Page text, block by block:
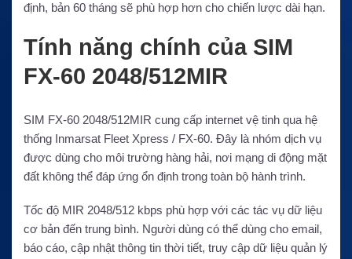
định, bản 60 tháng sẽ phù hợp hơn cho chiến lược dài hạn.
Tính năng chính của SIM
FX-60 2048/512MIR
SIM FX-60 2048/512MIR cung cấp internet vệ tinh qua hệ
thống Inmarsat Fleet Xpress / FX-60. Đây là nhóm dịch vụ
được dùng cho môi trường hàng hải, nơi mạng di động mặt
đất không thể đáp ứng ổn định trong toàn bộ hành trình.
Tốc độ MIR 2048/512 kbps phù hợp với các tác vụ dữ liệu
cơ bản đến trung bình. Người dùng có thể dùng cho email,
báo cáo, cập nhật thông tin thời tiết, truy cập dữ liệu quản lý